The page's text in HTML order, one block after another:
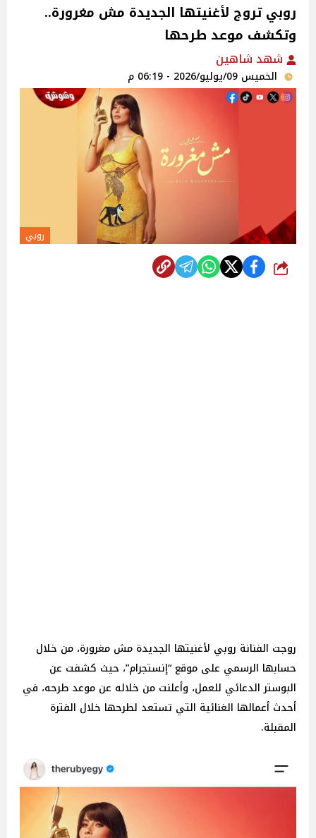
روبي تروج لأغنيتها الجديدة مش مغرورة..
وتكشف موعد طرحها
شهد شاهين
الخميس 09/يوليو/2026 - 06:19 م
روبي
شارك
روجت الفنانة روبي لأغنيتها الجديدة مش مغرورة، من خلال
حسابها الرسمي على موقع “إنستجرام”، حيث كشفت عن
البوستر الدعائي للعمل، وأعلنت من خلاله عن موعد طرحه، في
أحدث أعمالها الغنائية التي تستعد لطرحها خلال الفترة
المقبلة.